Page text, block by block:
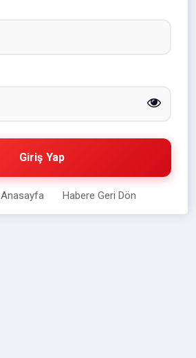
Giriş Yap
Anasayfa Habere Geri Dön